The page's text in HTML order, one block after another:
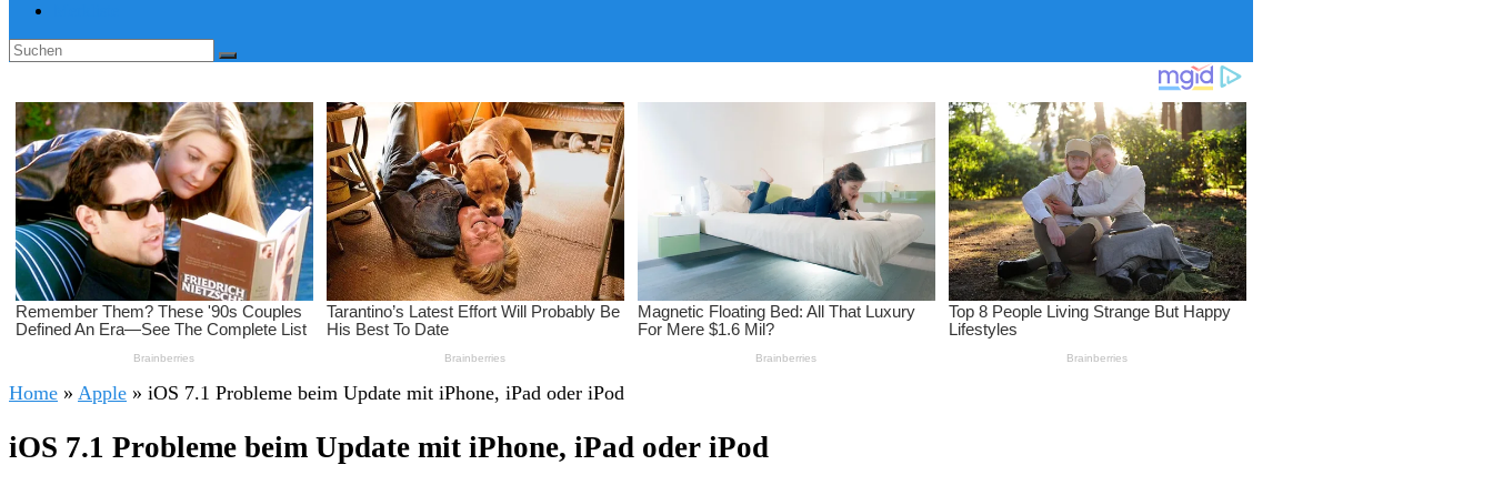
Home » Apple » iOS 7.1 Probleme beim Update mit iPhone, iPad oder iPod
iOS 7.1 Probleme beim Update mit iPhone, iPad oder iPod